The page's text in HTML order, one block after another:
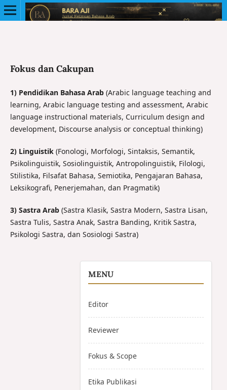
Fokus dan Cakupan
1) Pendidikan Bahasa Arab (Arabic language teaching and
learning, Arabic language testing and assessment, Arabic
language instructional materials, Curriculum design and
development, Discourse analysis or conceptual thinking)
2) Linguistik(Fonologi, Morfologi, Sintaksis, Semantik,
Psikolinguistik, Sosiolinguistik, Antropolinguistik, Filologi,
Stilistika, Filsafat Bahasa, Semiotika, Pengajaran Bahasa,
Leksikografi, Penerjemahan, dan Pragmatik)
3) Sastra Arab(Sastra Klasik, Sastra Modern, Sastra Lisan,
Sastra Tulis, Sastra Anak, Sastra Banding, Kritik Sastra,
Psikologi Sastra, dan Sosiologi Sastra)
MENU
Editor
Reviewer
Fokus & Scope
Etika Publikasi